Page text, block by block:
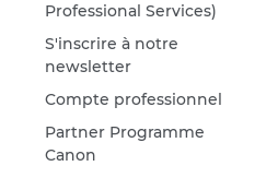
Professional Services)
S'inscrire à notre
newsletter
Compte professionnel
Partner Programme
Canon